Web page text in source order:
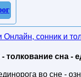
Онлайн, сонник и
толкование сна -
во сне -